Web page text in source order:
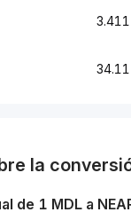
la
de 1 MDL a